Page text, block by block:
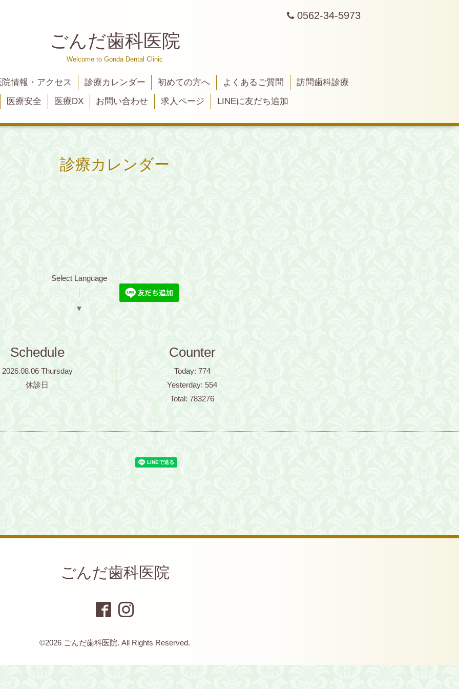
0562-34-5973
ごんだ歯科医院
Welcome to Gonda Dental Clinic
院情報・アクセス 診療カレンダー 初めての方へ よくあるご質問
訪問歯科診療
医療安全
医療DX お問い合わせ 求人ページ LINEに友だち追加
診療カレンダー
Select Language
▼
Schedule
2026.08.06 Thursday
休診日
Counter
Today: 774
Yesterday:554
Total:783276
ごんだ歯科医院
©2026 ごんだ歯科医院. All Rights Reserved.